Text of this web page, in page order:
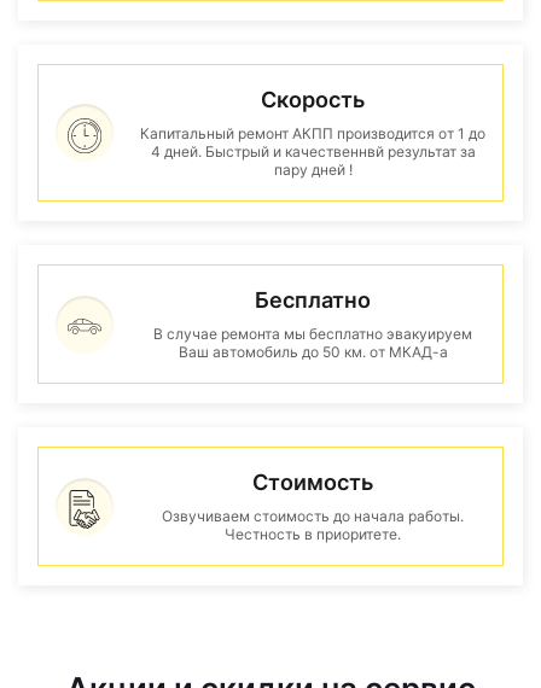
Скорость
Капитальный ремонт АКПП производится от 1 до
4 дней. Быстрый и качественнвй результат за
пару дней !
Бесплатно
В случае ремонта мы бесплатно эвакуируем
Ваш автомобиль до 50 км. от МКАД-а
Стоимость
Озвучиваем стоимость до начала работы.
Честность в приоритете.